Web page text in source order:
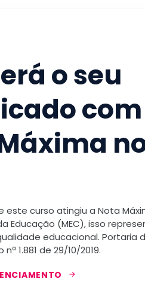
o seu
com
este curso atingiu a Nota
Educação (MEC), isso
educacional. Portaria
1.881 de 29/10/2019.